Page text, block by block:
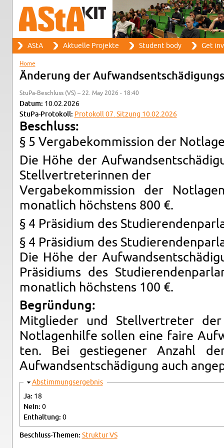
Search form
Search
Main menu
AStA Ak­tuelle Pro­jekte Stu­dent body Get
You are here
Home
Änderung der
StuPa-Beschluss (VS) – 22. May 2026 - 18:40
Datum: 10.02.2026
StuPa-Pro­tokoll: Pro­tokoll 07. Sitzung 10.02.2026
Beschluss:
§ 5 Ver­gabekom­mis­sion der
Die Höhe der
Stel­lvertreterin­nen der
Ver­gabekom­mis­sion der
monatlich höchstens 800 €.
§ 4 Präsid­ium des
§ 4 Präsid­ium des
Die Höhe der
Präsid­i­ums des
monatlich höchstens 100 €.
Begründung:
Mit­glieder und Stel­lvertreter der
Not­la­gen­hilfe sollen eine faire
ten. Bei gestiegener An­zahl
Aufwand­sentschädi­gung auch
Hide
Ab­stim­mungsergeb­nis
Ja: 18
Nein: 0
En­thal­tung: 0
Beschluss-The­men: Struk­tur VS